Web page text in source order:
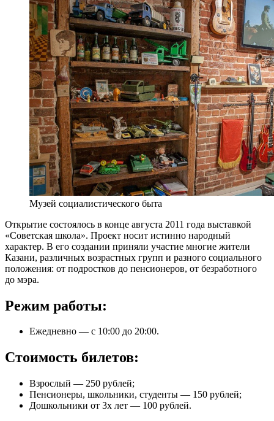
Музей социалистического быта
Открытие состоялось в конце августа 2011 года выставкой
«Советская школа». Проект носит истинно народный
характер. В его создании приняли участие многие жители
Казани, различных возрастных групп и разного социального
положения: от подростков до пенсионеров, от безработного
до мэра.
Режим работы:
Ежедневно — с 10:00 до 20:00.
Стоимость билетов:
Взрослый — 250 рублей;
Пенсионеры, школьники, студенты — 150 рублей;
Дошкольники от 3х лет — 100 рублей.